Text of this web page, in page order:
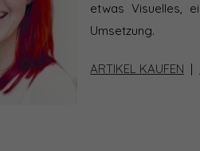
etwas Visuelles,
Umsetzung.
ARTIKEL KAUFEN